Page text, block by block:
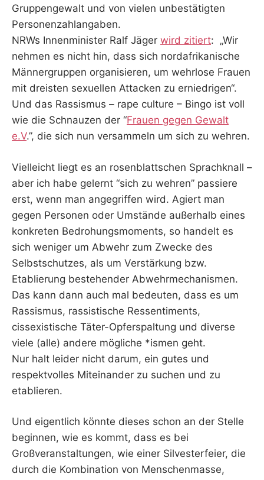
Gruppengewalt und von vielen unbestätigten
Personenzahlangaben.
NRWs Innenminister Ralf Jäger wird zitiert: „Wir
nehmen es nicht hin, dass sich nordafrikanische
Männergruppen organisieren, um wehrlose Frauen
mit dreisten sexuellen Attacken zu erniedrigen“.
Und das Rassismus – rape culture – Bingo ist voll
wie die Schnauzen der “Frauen gegen Gewalt
e.V.”, die sich nun versammeln um sich zu wehren.
Vielleicht liegt es an rosenblattschen Sprachknall –
aber ich habe gelernt “sich zu wehren” passiere
erst, wenn man angegriffen wird. Agiert man
gegen Personen oder Umstände außerhalb eines
konkreten Bedrohungsmoments, so handelt es
sich weniger um Abwehr zum Zwecke des
Selbstschutzes, als um Verstärkung bzw.
Etablierung bestehender Abwehrmechanismen.
Das kann dann auch mal bedeuten, dass es um
Rassismus, rassistische Ressentiments,
cissexistische Täter-Opferspaltung und diverse
viele (alle) andere mögliche *ismen geht.
Nur halt leider nicht darum, ein gutes und
respektvolles Miteinander zu suchen und zu
etablieren.
Und eigentlich könnte dieses schon an der Stelle
beginnen, wie es kommt, dass es bei
Großveranstaltungen, wie einer Silvesterfeier, die
durch die Kombination von Menschenmasse,